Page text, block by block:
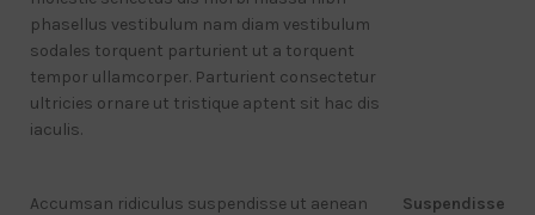
phasellus vestibulum nam diam vestibulum
sodales torquent parturient ut a torquent
tempor ullamcorper. Parturient consectetur
ultricies ornare ut tristique aptent sit hac dis
iaculis.
Accumsan ridiculus suspendisse ut aenean
Suspendisse